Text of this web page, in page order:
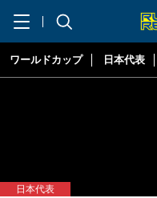
ワールドカップ 日本代表
日本代表